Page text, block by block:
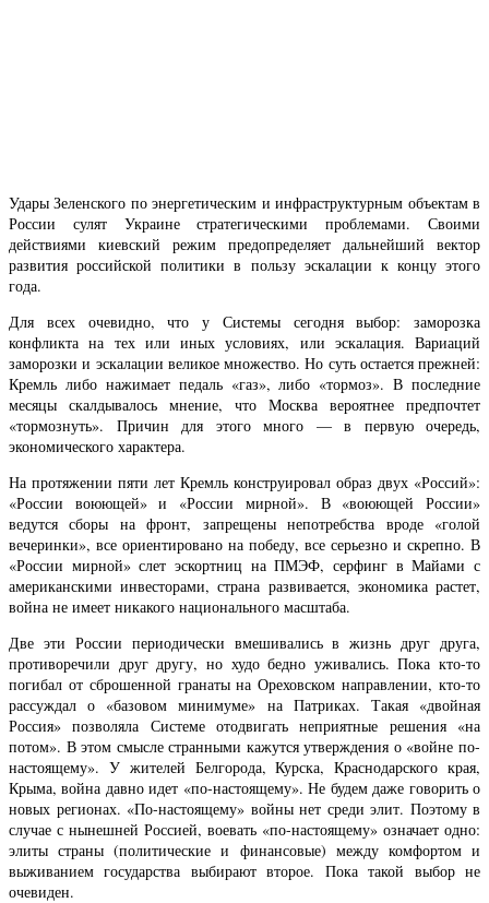
Удары Зеленского по энергетическим и инфраструктурным объектам в
России сулят Украине стратегическими проблемами. Своими
действиями киевский режим предопределяет дальнейший вектор
развития российской политики в пользу эскалации к концу этого
года.
Для всех очевидно, что у Системы сегодня выбор: заморозка
конфликта на тех или иных условиях, или эскалация. Вариаций
заморозки и эскалации великое множество. Но суть остается прежней:
Кремль либо нажимает педаль «газ», либо «тормоз». В последние
месяцы скалдывалось мнение, что Москва вероятнее предпочтет
«тормознуть». Причин для этого много — в первую очередь,
экономического характера.
На протяжении пяти лет Кремль конструировал образ двух «Россий»:
«России воюющей» и «России мирной». В «воюющей России»
ведутся сборы на фронт, запрещены непотребства вроде «голой
вечеринки», все ориентировано на победу, все серьезно и скрепно. В
«России мирной» слет эскортниц на ПМЭФ, серфинг в Майами с
американскими инвесторами, страна развивается, экономика растет,
война не имеет никакого национального масштаба.
Две эти России периодически вмешивались в жизнь друг друга,
противоречили друг другу, но худо бедно уживались. Пока кто-то
погибал от сброшенной гранаты на Ореховском направлении, кто-то
рассуждал о «базовом минимуме» на Патриках. Такая «двойная
Россия» позволяла Системе отодвигать неприятные решения «на
потом». В этом смысле странными кажутся утверждения о «войне по-
настоящему». У жителей Белгорода, Курска, Краснодарского края,
Крыма, война давно идет «по-настоящему». Не будем даже говорить о
новых регионах. «По-настоящему» войны нет среди элит. Поэтому в
случае с нынешней Россией, воевать «по-настоящему» означает одно:
элиты страны (политические и финансовые) между комфортом и
выживанием государства выбирают второе. Пока такой выбор не
очевиден.